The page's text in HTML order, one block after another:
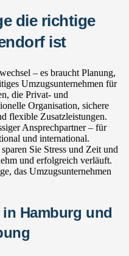
die richtige
ist
– es braucht Planung,
Umzugsunternehmen für
die Privat- und
Organisation, sichere
flexible Zusatzleistungen.
Ansprechpartner – für
und international.
Sie Stress und Zeit und
und erfolgreich verläuft.
das Umzugsunternehmen
Hamburg und